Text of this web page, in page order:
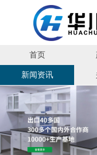
首页
新闻资讯